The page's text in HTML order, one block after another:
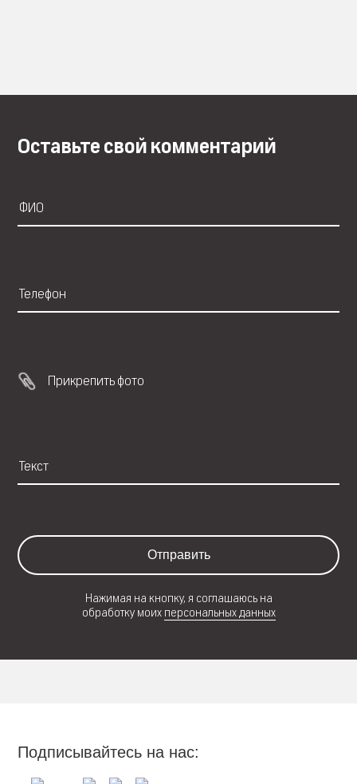
Оставьте свой комментарий
Прикрепить фото
Отправить
Нажимая на кнопку, я соглашаюсь на
обработку моих персональных данных
Подписывайтесь на нас: